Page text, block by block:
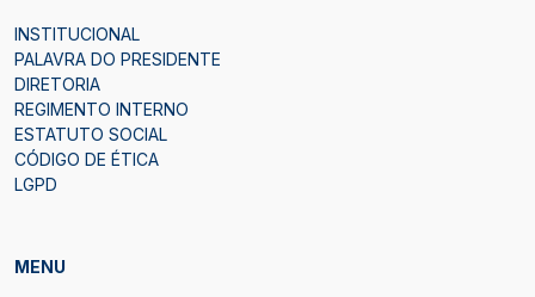
INSTITUCIONAL
PALAVRA DO PRESIDENTE
DIRETORIA
REGIMENTO INTERNO
ESTATUTO SOCIAL
CÓDIGO DE ÉTICA
LGPD
MENU